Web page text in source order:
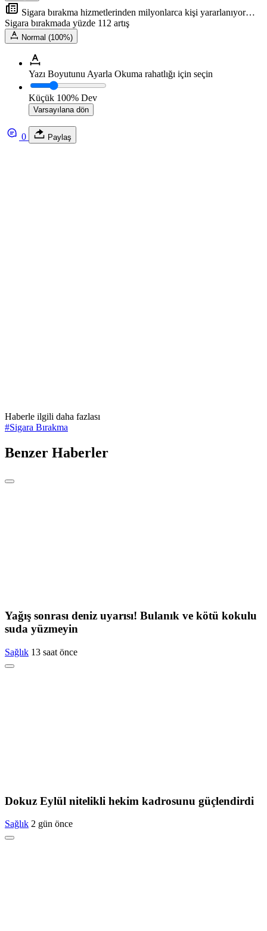
Sigara bırakma hizmetlerinden milyonlarca kişi yararlanıyor…
Sigara bırakmada yüzde 112 artış
Normal (100%)
Yazı Boyutunu Ayarla Okuma rahatlığı için seçin
Küçük 100% Dev
Varsayılana dön
0 Paylaş
Haberle ilgili daha fazlası
#Sigara Bırakma
Benzer Haberler
Yağış sonrası deniz uyarısı! Bulanık ve kötü kokulu
suda yüzmeyin
Sağlık 13 saat önce
Dokuz Eylül nitelikli hekim kadrosunu güçlendirdi
Sağlık 2 gün önce